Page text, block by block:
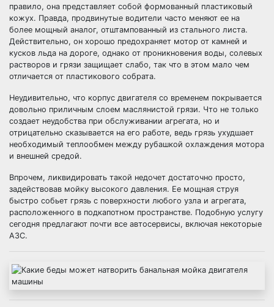
правило, она представляет собой формованный пластиковый
кожух. Правда, продвинутые водители часто меняют ее на
более мощный аналог, отштампованный из стального листа.
Действительно, он хорошо предохраняет мотор от камней и
кусков льда на дороге, однако от проникновения воды, солевых
растворов и грязи защищает слабо, так что в этом мало чем
отличается от пластикового собрата.
Неудивительно, что корпус двигателя со временем покрывается
довольно приличным слоем маслянистой грязи. Что не только
создает неудобства при обслуживании агрегата, но и
отрицательно сказывается на его работе, ведь грязь ухудшает
необходимый теплообмен между рубашкой охлаждения мотора
и внешней средой.
Впрочем, ликвидировать такой недочет достаточно просто,
задействовав мойку высокого давления. Ее мощная струя
быстро собьет грязь с поверхности любого узла и агрегата,
расположенного в подкапотном пространстве. Подобную услугу
сегодня предлагают почти все автосервисы, включая некоторые
АЗС.